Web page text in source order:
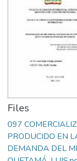
Files
097
PRODUCIDO EN
DEMANDA DEL